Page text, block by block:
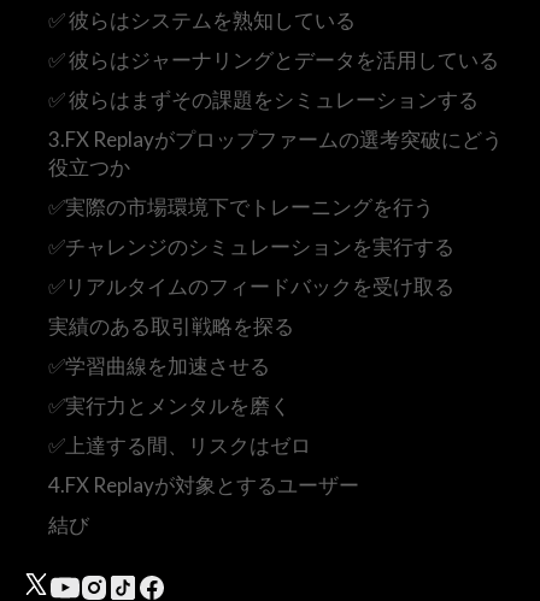
✅ 彼らはシステムを熟知している
✅ 彼らはジャーナリングとデータを活用している
✅ 彼らはまずその課題をシミュレーションする
3.FX Replayがプロップファームの選考突破にどう
役立つか
✅実際の市場環境下でトレーニングを行う
✅チャレンジのシミュレーションを実行する
✅リアルタイムのフィードバックを受け取る
実績のある取引戦略を探る
✅学習曲線を加速させる
✅実行力とメンタルを磨く
✅上達する間、リスクはゼロ
4.FX Replayが対象とするユーザー
結び